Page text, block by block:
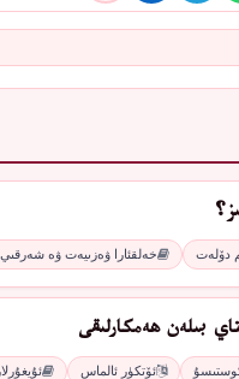
دۆلەت خەلقئارا ۋەزىيەت ۋە
ﺑﯩﻠﻪﻥ ھەمكارلىقى
ﺋﯚﺗﻜﯜﺭ ﺋﺎﻟﻤﺎﺱ